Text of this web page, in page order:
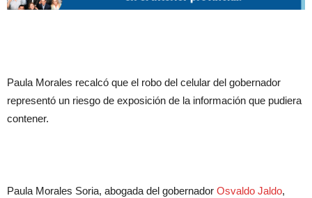
Paula Morales recalcó que el robo del celular del gobernador
representó un riesgo de exposición de la información que pudiera
contener.
Paula Morales Soria, abogada del gobernador Osvaldo Jaldo,